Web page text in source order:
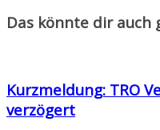
Das könnte dir auch
Kurzmeldung: TRO
verzögert